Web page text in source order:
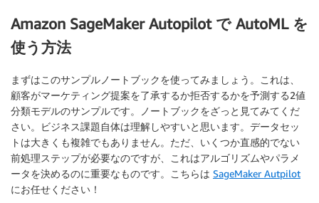
Amazon SageMaker Autopilot で AutoML を
使う方法
まずはこのサンプルノートブックを使ってみましょう。これは、
顧客がマーケティング提案を了承するか拒否するかを予測する2値
分類モデルのサンプルです。ノートブックをざっと見てみてくだ
さい。ビジネス課題自体は理解しやすいと思います。データセッ
トは大きくも複雑でもありません。ただ、いくつか直感的でない
前処理ステップが必要なのですが、これはアルゴリズムやパラメ
ータを決めるのに重要なものです。こちらは SageMaker Autpilot
にお任せください！